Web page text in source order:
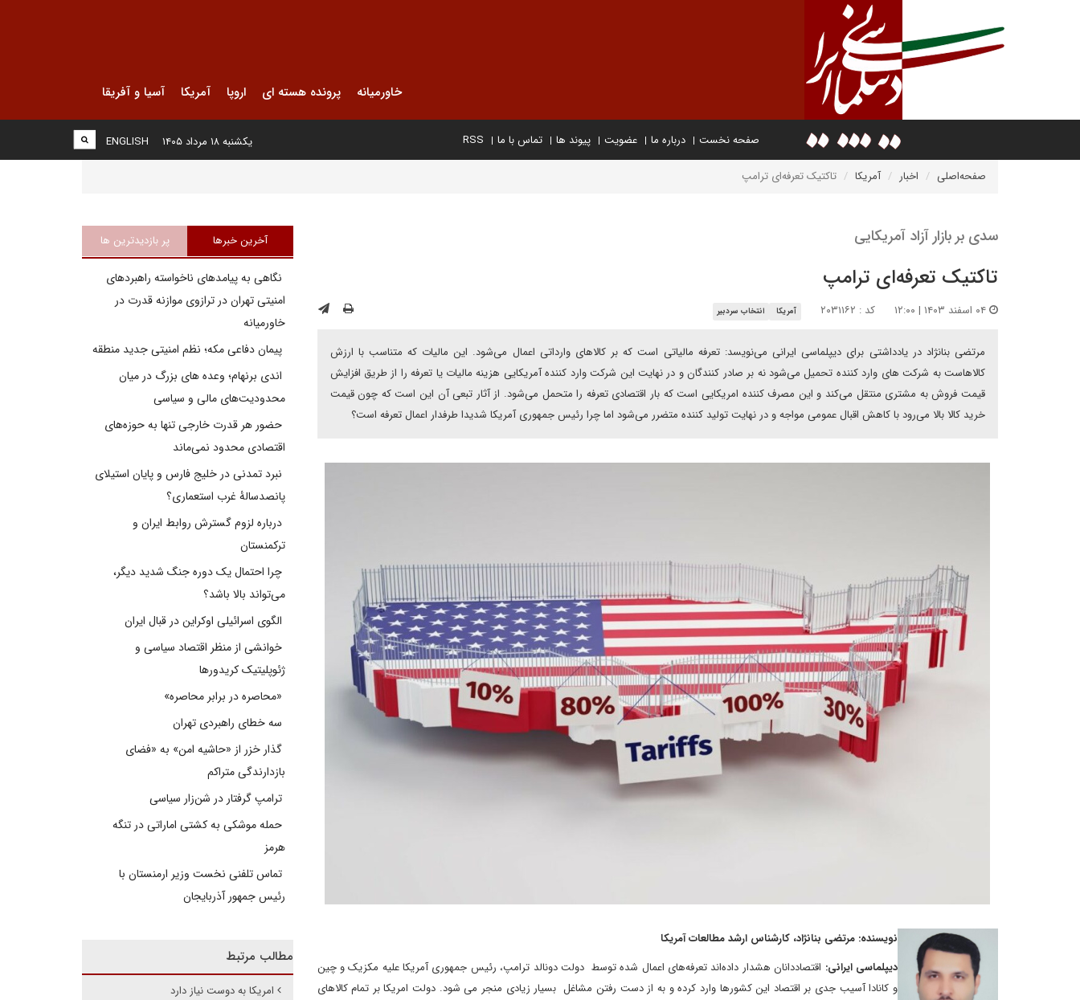
خاورمیانه پرونده هسته ای اروپا آمریکا آسیا و آفریقا
صفحه نخست درباره ما عضویت پیوند ها تماس با ما RSS
ENGLISH یکشنبه ۱۸ مرداد ۱۴۰۵
صفحه‌اصلی اخبار آمریکا تاکتیک تعرفه‌‎ای ترامپ
سدی بر بازار آزاد آمریکایی
تاکتیک تعرفه‌‎ای ترامپ
کد : ۲۰۳۱۱۶۲ آمریکا انتخاب سردبیر
مرتضی بنانژاد در یادداشتی برای دیپلماسی ایرانی می‌نویسد: تعرفه مالیاتی است که بر کالاهای وارداتی اعمال می‌شود. این مالیات که متناسب با ارزش
کالاهاست به شرکت های وارد کننده تحمیل می‌شود نه بر صادر کنندگان و در نهایت این شرکت وارد کننده آمریکایی هزینه مالیات یا تعرفه را از طریق افزایش
قیمت فروش به مشتری منتقل می‌کند و این مصرف کننده امریکایی است که بار اقتصادی تعرفه را متحمل می‌شود. از آثار تبعی آن این است که چون قیمت
خرید کالا بالا می‌رود با کاهش اقبال عمومی مواجه و در نهایت تولید کننده متضرر می‌شود اما چرا رئیس جمهوری آمریکا شدیدا طرفدار اعمال تعرفه است؟
نویسنده: مرتضی بنانژاد، کارشناس ارشد مطالعات آمریکا
دیپلماسی ایرانی: اقتصاددانان هشدار داده‌اند تعرفه‌های اعمال شده توسط دولت دونالد ترامپ، رئیس جمهوری آمریکا علیه مکزیک و چین
و کانادا آسیب جدی بر اقتصاد این کشورها وارد کرده و به از دست رفتن مشاغل بسیار زیادی منجر می شود. دولت امریکا بر تمام کالاهای
آخرین خبرها پر بازدیدترین ها
نگاهی به پیامدهای ناخواسته راهبردهای
امنیتی تهران در ترازوی موازنه قدرت در
خاورمیانه
پیمان دفاعی مکه؛ نظم امنیتی جدید منطقه
اندی برنهام؛ وعده های بزرگ در میان
محدودیت‌های مالی و سیاسی
حضور هر قدرت خارجی تنها به حوزه‌های
اقتصادی محدود نمی‌ماند
نبرد تمدنی در خلیج فارس و پایان استیلای
پانصدسالۀ غرب استعماری؟
درباره لزوم گسترش روابط ایران و
ترکمنستان
چرا احتمال یک دوره جنگ شدید دیگر،
می‌تواند بالا باشد؟
الگوی اسرائیلی اوکراین در قبال ایران
خوانشی از منظر اقتصاد سیاسی و
ژئوپلیتیک کریدورها
«محاصره در برابر محاصره»
سه خطای راهبردی تهران
گذار خزر از «حاشیه امن» به «فضای
بازدارندگی متراکم
ترامپ گرفتار در شن‌زار سیاسی
حمله موشکی به کشتی اماراتی در تنگه
هرمز
تماس تلفنی نخست وزیر ارمنستان با
رئیس جمهور آذربایجان
مطالب مرتبط
امریکا به دوست نیاز دارد